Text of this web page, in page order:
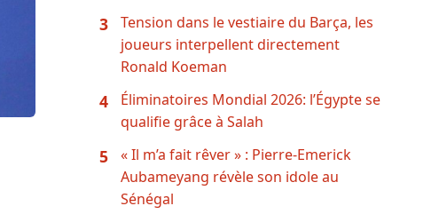
3
Tension dans le vestiaire du Barça, les
joueurs interpellent directement
Ronald Koeman
4
Éliminatoires Mondial 2026: l’Égypte se
qualifie grâce à Salah
5
« Il m’a fait rêver » : Pierre-Emerick
Aubameyang révèle son idole au
Sénégal